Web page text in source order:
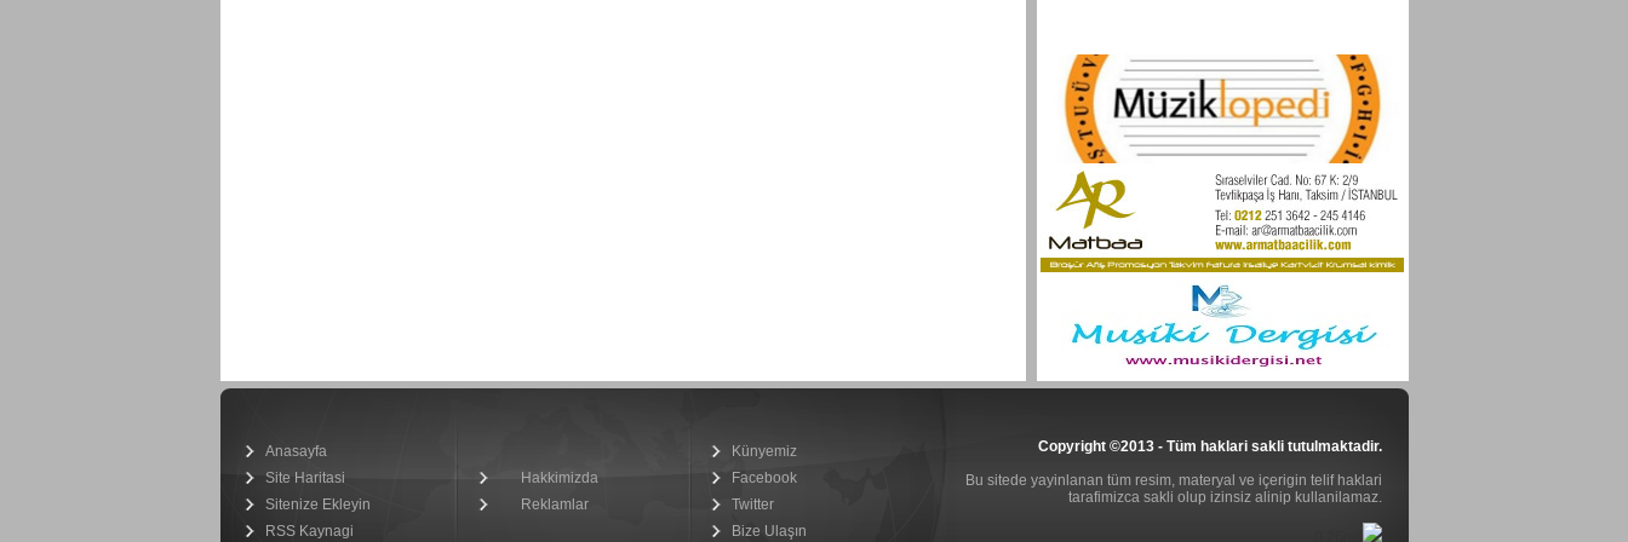
Anasayfa
Site Haritasi
Sitenize Ekleyin
RSS Kaynagi
Hakkimizda
Reklamlar
Künyemiz
Facebook
Twitter
Bize Ulaşın
Copyright ©2013 - Tüm haklari sakli tutulmaktadir.
Bu sitede yayinlanan tüm resim, materyal ve içerigin telif haklari
tarafimizca sakli olup izinsiz alinip kullanilamaz.